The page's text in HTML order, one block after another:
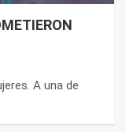
A una de